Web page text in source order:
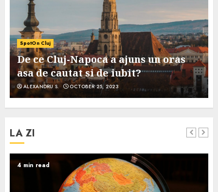
SpotOn Cluj
De ce Cluj-Napoca a ajuns un oras
asa de cautat si de iubit?
ALEXANDRU S. OCTOBER 25, 2023
LA ZI
4 min read